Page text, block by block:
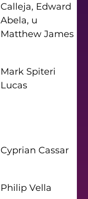
Calleja, Edward
Abela, u
Matthew James
Mark Spiteri
Lucas
Cyprian Cassar
Philip Vella